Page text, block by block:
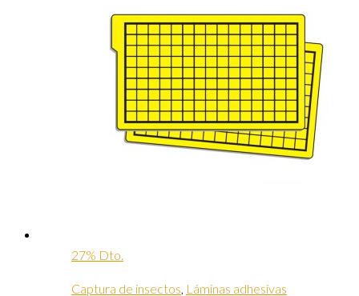
27% Dto.
Captura de insectos, Láminas adhesivas